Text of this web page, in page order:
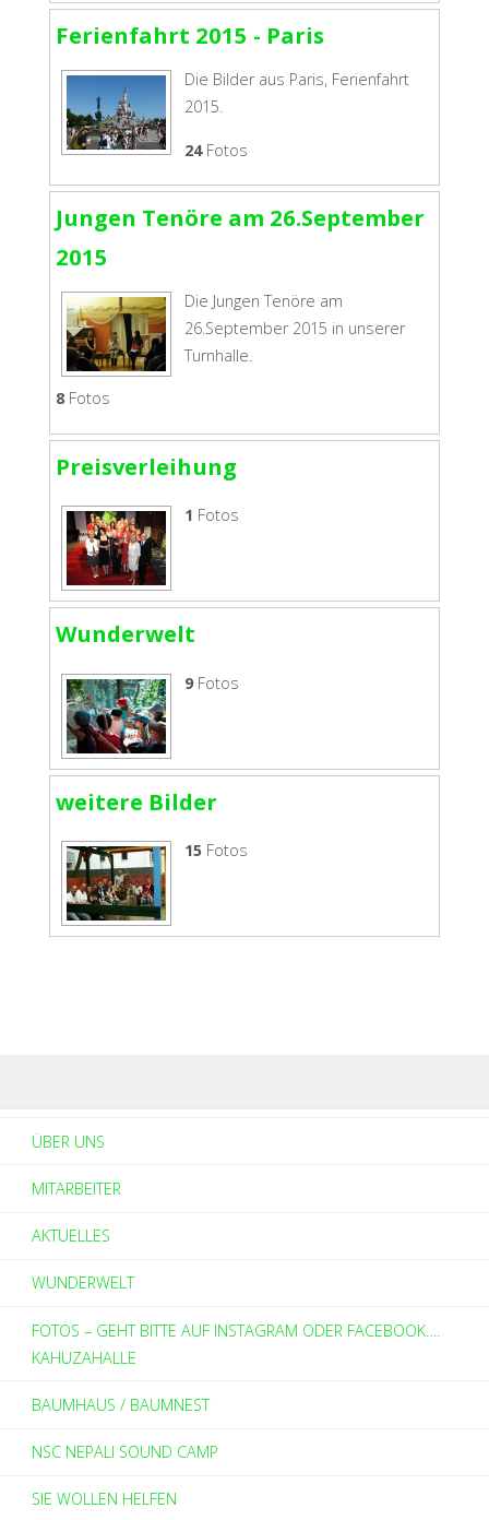
Ferienfahrt 2015 - Paris
Die Bilder aus Paris, Ferienfahrt
2015.
24Fotos
Jungen Tenöre am 26.September
2015
Die Jungen Tenöre am
26.September 2015 in unserer
Turnhalle.
8Fotos
Preisverleihung
1 Fotos
Wunderwelt
9Fotos
weitere Bilder
15Fotos
ÜBER UNS
MITARBEITER
AKTUELLES
WUNDERWELT
FOTOS – GEHT BITTE AUF INSTAGRAM ODER FACEBOOK….
KAHUZAHALLE
BAUMHAUS / BAUMNEST
NSC NEPALI SOUND CAMP
SIE WOLLEN HELFEN